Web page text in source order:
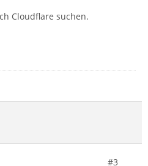
Cloudflare suchen.
#3